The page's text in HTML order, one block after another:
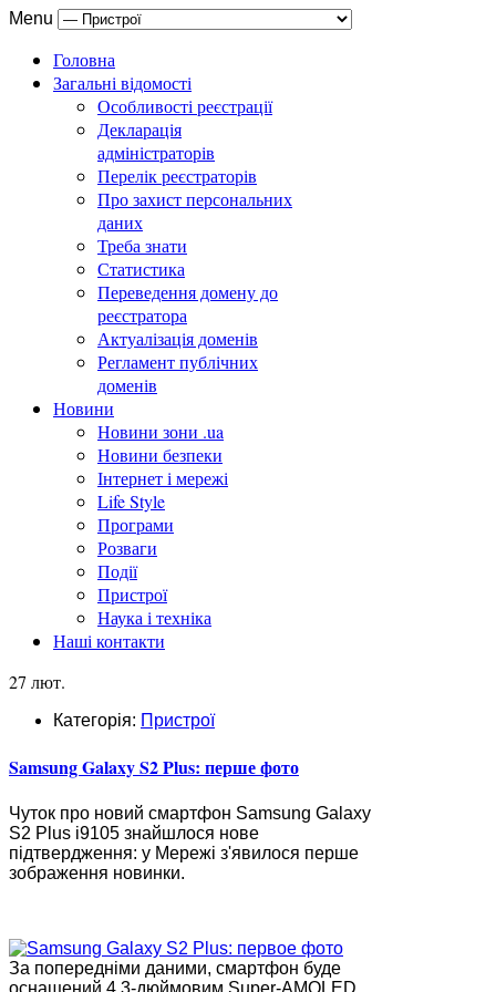
Menu
Головна
Загальні відомості
Особливості реєстрації
Декларація
адміністраторів
Перелік реєстраторів
Про захист персональних
даних
Треба знати
Статистика
Переведення домену до
реєстратора
Актуалізація доменів
Регламент публічних
доменів
Новини
Новини зони .ua
Новини безпеки
Інтернет і мережі
Life Style
Програми
Розваги
Події
Пристрої
Наука і техніка
Наші контакти
27 лют.
Категорія: Пристрої
Samsung Galaxy S2 Plus: перше фото
Чуток про новий смартфон Samsung Galaxy
S2 Plus i9105 знайшлося нове
підтвердження: у Мережі з'явилося перше
зображення новинки.
За попередніми даними, смартфон буде
оснащений 4,3-дюймовим Super-AMOLED